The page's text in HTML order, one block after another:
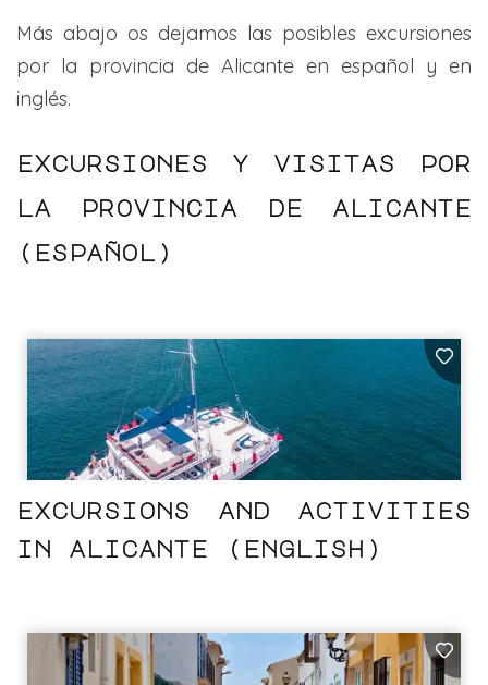
Más abajo os dejamos las posibles excursiones
por la provincia de Alicante en español y en
inglés.
excursiones y visitas por
la provincia de alicante
(español)
excursions and activities
in alicante (english)